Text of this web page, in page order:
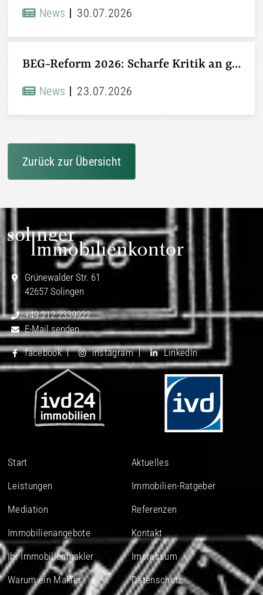
News 30.07.2026
BEG-Reform 2026: Scharfe Kritik an gekürzten Sanierungsförderungen
News 23.07.2026
Zurück zur Übersicht
Grünewalder Str. 61
42657 Solingen
+49 212 2339922
E-Mail senden
facebook
instagram LinkedIn
Start
Aktuelles
Leistungen
Immobilien-Ratgeber
Mediation
Referenzen
Immobilienangebote
Kontakt
Ihr Immobilienmakler
Impressum
Warum ein Makler
Datenschutz